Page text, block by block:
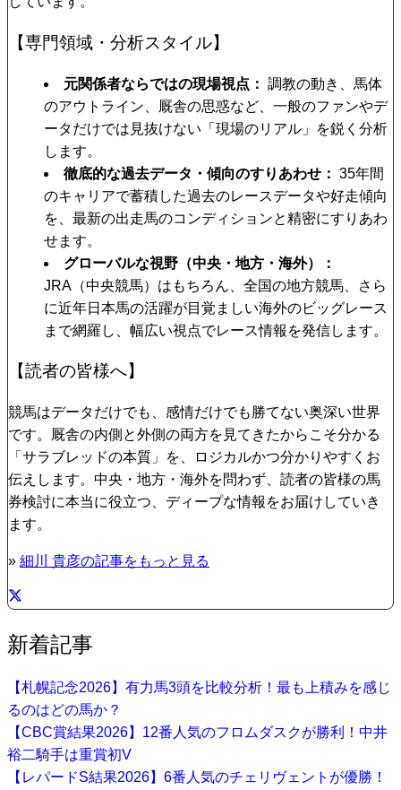
【専門領域・分析スタイル】
元関係者ならではの現場視点
調教の動き、馬体
のアウトライン、厩舎の思惑など、一般のファンやデ
ータだけでは見抜けない「現場のリアル」を鋭く分析
します。
徹底的な過去データ・傾向のすりあわせ
35年間
のキャリアで蓄積した過去のレースデータや好走傾向
を、最新の出走馬のコンディションと精密にすりあわ
せます。
グローバルな視野（中央・地方・海外）
JRA（中央競馬）はもちろん、全国の地方競馬、さら
に近年日本馬の活躍が目覚ましい海外のビッグレース
まで網羅し、幅広い視点でレース情報を発信します。
【読者の皆様へ】
競馬はデータだけでも、感情だけでも勝てない奥深い世界
です。厩舎の内側と外側の両方を見てきたからこそ分かる
「サラブレッドの本質」を、ロジカルかつ分かりやすくお
伝えします。中央・地方・海外を問わず、読者の皆様の馬
券検討に本当に役立つ、ディープな情報をお届けしていき
ます。
» 細川 貴彦の記事をもっと見る
新着記事
【札幌記念2026】有力馬3頭を比較分析！最も上積みを感じ
るのはどの馬か？
【CBC賞結果2026】12番人気のフロムダスクが勝利！中井
裕二騎手は重賞初V
【レパードS結果2026】6番人気のチェリヴェントが優勝！